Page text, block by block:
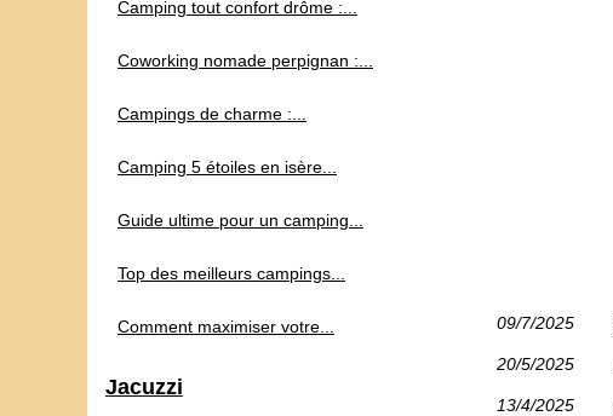
09/7/2025
20/5/2025
13/4/2025
Camping tout confort drôme :...
Coworking nomade perpignan :...
Campings de charme :...
Camping 5 étoiles en isère...
Guide ultime pour un camping...
Top des meilleurs campings...
Comment maximiser votre...
Jacuzzi